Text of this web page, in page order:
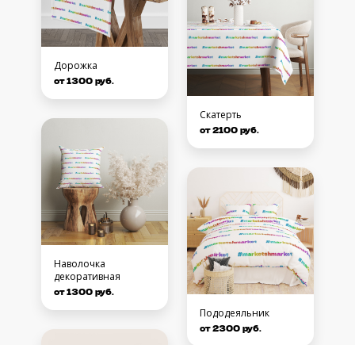
Дорожка
от 1300 руб.
Наволочка
декоративная
от 1300 руб.
Скатерть
от 2100 руб.
Пододеяльник
от 2300 руб.